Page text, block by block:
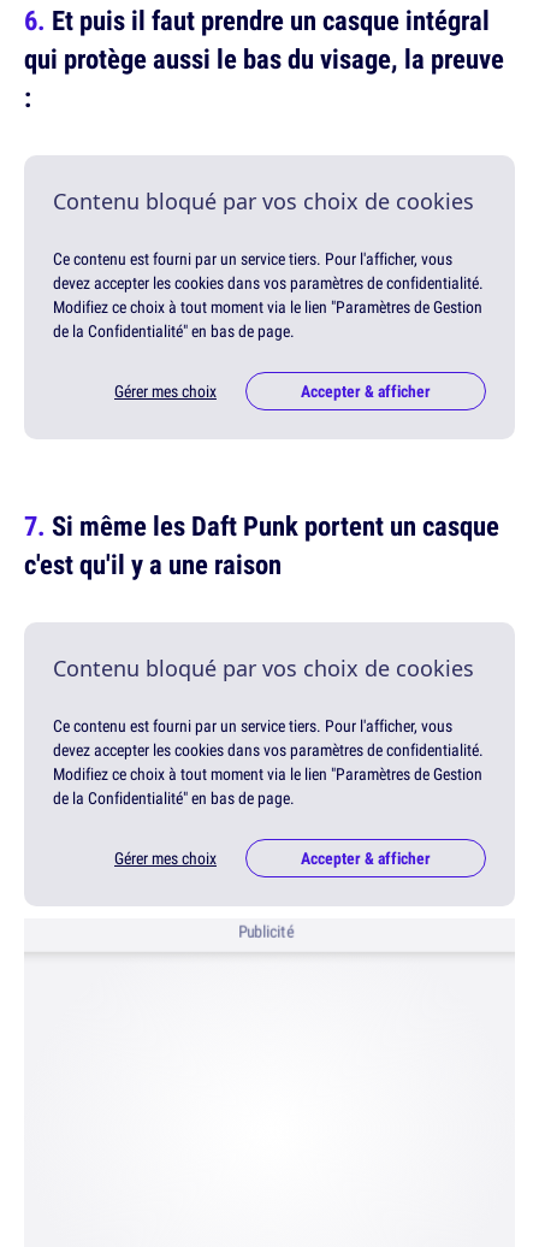
Et puis il faut prendre un casque intégral
qui protège aussi le bas du visage, la preuve
:
Contenu bloqué par vos choix de cookies
Ce contenu est fourni par un service tiers. Pour l'afficher, vous
devez accepter les cookies dans vos paramètres de confidentialité.
Modifiez ce choix à tout moment via le lien "Paramètres de Gestion
de la Confidentialité" en bas de page.
Gérer mes choix Accepter & afficher
Si même les Daft Punk portent un casque
c'est qu'il y a une raison
Contenu bloqué par vos choix de cookies
Ce contenu est fourni par un service tiers. Pour l'afficher, vous
devez accepter les cookies dans vos paramètres de confidentialité.
Modifiez ce choix à tout moment via le lien "Paramètres de Gestion
de la Confidentialité" en bas de page.
Gérer mes choix Accepter & afficher
Publicité